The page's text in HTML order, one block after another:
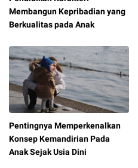
Membangun Kepribadian yang
Berkualitas pada Anak
Pentingnya Memperkenalkan
Konsep Kemandirian Pada
Anak Sejak Usia Dini